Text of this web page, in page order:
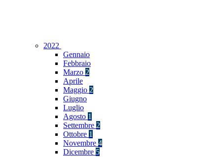
2022
Gennaio
Febbraio
Marzo 2
Aprile
Maggio 2
Giugno
Luglio
Agosto 1
Settembre 2
Ottobre 1
Novembre 4
Dicembre 5